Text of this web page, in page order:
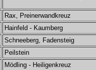
Rax, Preinerwandkreuz
Hainfeld - Kaumberg
Schneeberg, Fadensteig
Peilstein
Mödling - Heiligenkreuz